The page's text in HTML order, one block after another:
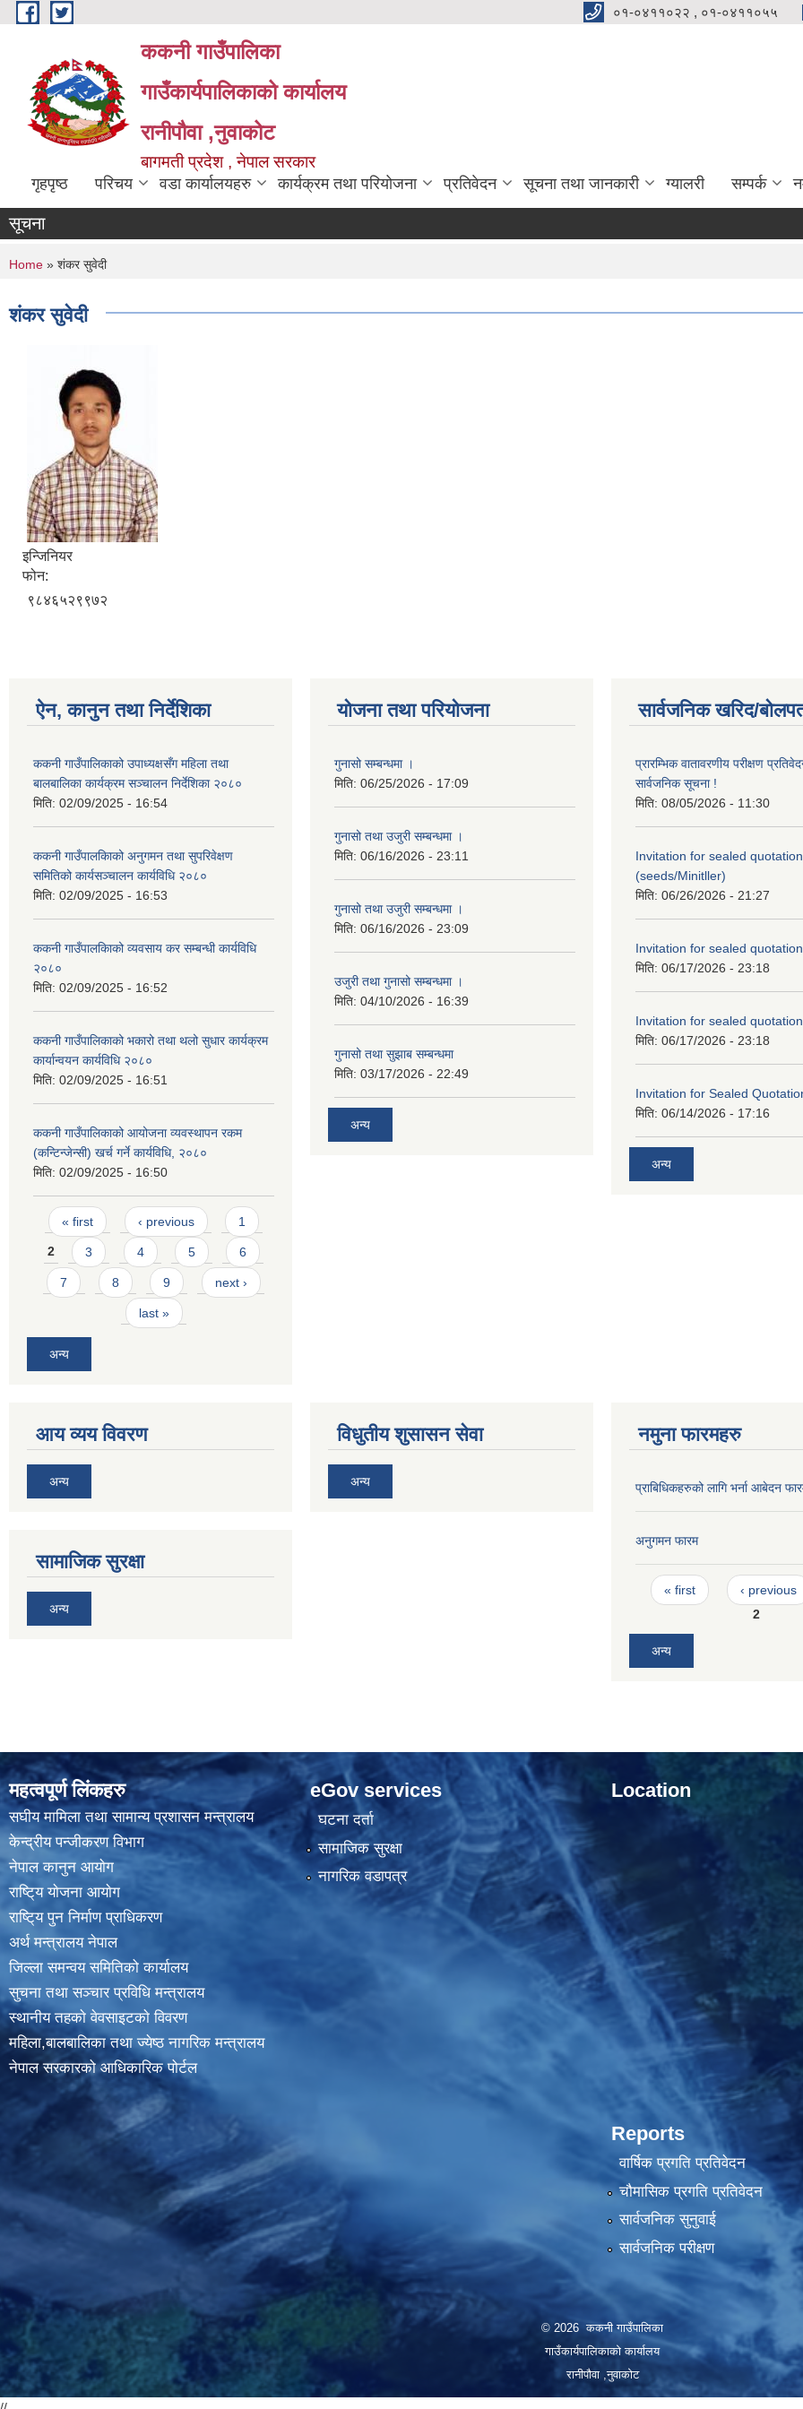
Skip to main content ०१-०४११०२२ , ०१-०४११०५५
ककनी गाउँपालिका
गाउँकार्यपालिकाको कार्यालय
रानीपौवा ,नुवाकोट
बागमती प्रदेश , नेपाल सरकार
गृहपृष्ठ परिचय वडा कार्यालयहरु कार्यक्रम तथा परियोजना प्रतिवेदन सूचना तथा जानकारी ग्यालरी सम्पर्क
सूचना
You are here
Home » शंकर सुवेदी
शंकर सुवेदी
इन्जिनियर
फोन:
९८४६५२९९७२
ऐन, कानुन तथा निर्देशिका
ककनी गाउँपालिकाको उपाध्यक्षसँग महिला तथा
बालबालिका कार्यक्रम सञ्चालन निर्देशिका २०८०
मिति: 02/09/2025 - 16:54
ककनी गाउँपालकिाको अनुगमन तथा सुपरिवेक्षण
समितिको कार्यसञ्चालन कार्यविधि २०८०
मिति: 02/09/2025 - 16:53
ककनी गाउँपालकिाको व्यवसाय कर सम्बन्धी कार्यविधि
२०८०
मिति: 02/09/2025 - 16:52
ककनी गाउँपालिकाको भकारो तथा थलो सुधार कार्यक्रम
कार्यान्वयन कार्यविधि २०८०
मिति: 02/09/2025 - 16:51
ककनी गाउँपालिकाको आयोजना व्यवस्थापन रकम
(कन्टिन्जेन्सी) खर्च गर्ने कार्यविधि, २०८०
मिति: 02/09/2025 - 16:50
Pages
« first ‹ previous 1
2 3 4 5 6
7 8 9 next ›
last »
अन्य
योजना तथा परियोजना
गुनासो सम्बन्धमा ।
मिति: 06/25/2026 - 17:09
गुनासो तथा उजुरी सम्बन्धमा ।
मिति: 06/16/2026 - 23:11
गुनासो तथा उजुरी सम्बन्धमा ।
मिति: 06/16/2026 - 23:09
उजुरी तथा गुनासो सम्बन्धमा ।
मिति: 04/10/2026 - 16:39
गुनासो तथा सुझाब सम्बन्धमा
मिति: 03/17/2026 - 22:49
अन्य
सार्वजनिक खरिद/
प्रारम्भिक वातावरणीय परीक्षण
सार्वजनिक सूचना !
मिति: 08/05/2026 - 11:30
Invitation for sealed quotation
(seeds/Minitller)
मिति: 06/26/2026 - 21:27
Invitation for sealed quotation
मिति: 06/17/2026 - 23:18
Invitation for sealed quotation
मिति: 06/17/2026 - 23:18
Invitation for Sealed
मिति: 06/14/2026 - 17:16
अन्य
आय व्यय विवरण
अन्य
सामाजिक सुरक्षा
अन्य
विधुतीय शुसासन सेवा
अन्य
नमुना फारमहरु
प्राबिधिकहरुको लागि भर्ना आबेदन
अनुगमन फारम
Pages
« first
‹ previous
2
अन्य
महत्वपूर्ण लिंकहरु
स‌घीय मामिला तथा सामान्य प्रशासन मन्त्रालय
केन्द्रीय पन्जीकरण विभाग
नेपाल कानुन आयाेग
राष्टि्य याेजना आयाेग
राष्टि्य पुन निर्माण प्राधिकरण
अर्थ मन्त्रालय नेपाल
जिल्ला समन्वय समितिको कार्यालय
सुचना तथा सञ्चार प्रविधि मन्त्रालय
स्थानीय तहकाे वेवसाइटकाे विवरण
महिला,बालबालिका तथा ज्येष्ठ नागरिक मन्त्रालय
नेपाल सरकारको आधिकारिक पोर्टल
eGov services
घटना दर्ता
सामाजिक सुरक्षा
नागरिक वडापत्र
Location
Reports
वार्षिक प्रगति प्रतिवेदन
चौमासिक प्रगति प्रतिवेदन
सार्वजनिक सुनुवाई
सार्वजनिक परीक्षण
© 2026 ककनी गाउँपालिका
गाउँकार्यपालिकाको कार्यालय
रानीपौवा ,नुवाकोट